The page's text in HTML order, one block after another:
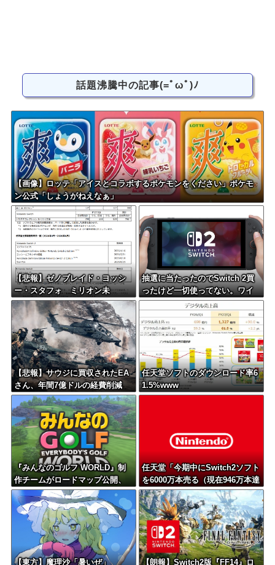
話題沸騰中の記事(=ﾟωﾟ)ﾉ
【画像】ロッテ「アイスとコラボするポケモンをください」ポケモ
ン公式「しょうがねえなぁ」
【悲報】ゼノブレイド・ヨッシ
ー・スタフォ ミリオン未
達・・・
抽選に当たったのでSwitch 2買
ったけど一切使ってない。ワイ
だけ？
【悲報】サウジに買収されたEA
さん、年間7億ドルの経費削減
+大規模レイオフ実施
任天堂ソフトのダウンロード率6
1.5%www
『みんなのゴルフ WORLD』制
作チームがロードマップ公開、
無料の新規コース・新キャラ追
加も検討中。※ユーザーアンケ
ートも実施中（~8/19）PSStore
ではセール中
任天堂「今期中にSwitch2ソフト
を6000万本売る（現在946万本達
成）」
【東方】魔理沙「暑いぜ」 【朗報】Switch2版『FF14』ロ